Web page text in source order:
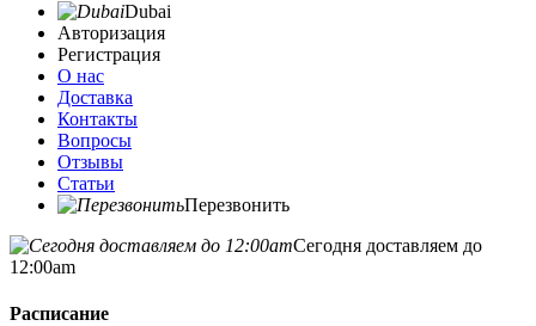
Dubai
Авторизация
Регистрация
О нас
Доставка
Контакты
Вопросы
Отзывы
Статьи
Перезвонить
Сегодня доставляем до
12:00am
Расписание